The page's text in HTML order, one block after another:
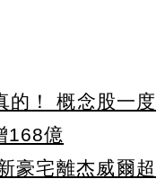
的！ 概念股一度
168億
豪宅離杰威爾超